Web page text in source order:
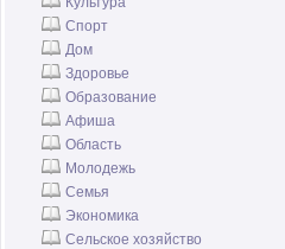
Спорт
Дом
Здоровье
Образование
Афиша
Область
Молодежь
Семья
Экономика
Сельское хозяйство